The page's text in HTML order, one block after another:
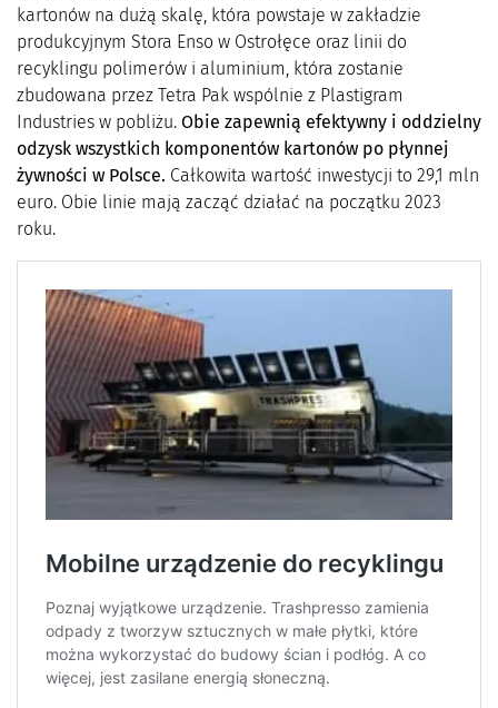
kartonów na dużą skalę, która powstaje w zakładzie
produkcyjnym Stora Enso w Ostrołęce oraz linii do
recyklingu polimerów i aluminium, która zostanie
zbudowana przez Tetra Pak wspólnie z Plastigram
Industries w pobliżu. Obie zapewnią efektywny i oddzielny
odzysk wszystkich komponentów kartonów po płynnej
żywności w Polsce. Całkowita wartość inwestycji to 29,1 mln
euro. Obie linie mają zacząć działać na początku 2023
roku.